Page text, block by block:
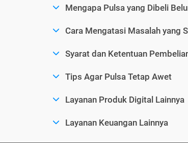
Mengapa Pulsa yang Dibeli
Cara Mengatasi Masalah yang
Syarat dan Ketentuan
Tips Agar Pulsa Tetap Awet
Layanan Produk Digital Lainnya
Layanan Keuangan Lainnya